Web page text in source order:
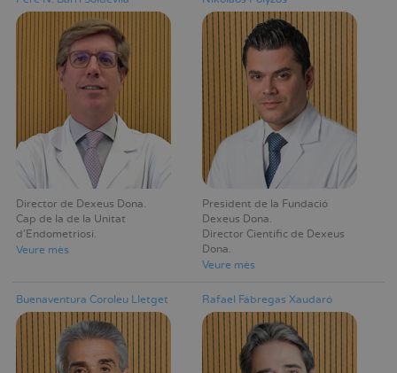
Director de Dexeus Dona
Cap de la de la Unitat
d'Endometriosi
Veure mès
President de la Fundació
Dexeus Dona
Director Científic de Dexeus
Dona
Veure mès
Buenaventura Coroleu Lletget Rafael Fábregas Xaudaró